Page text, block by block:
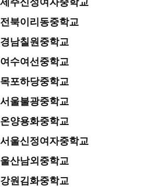
전북이리동중학교
경남칠원중학교
여수여선중학교
목포하당중학교
서울불광중학교
온양용화중학교
서울신정여자중학교
울산남외중학교
강원김화중학교